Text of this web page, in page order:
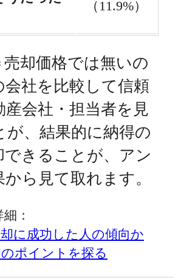
（11.9%）
売却価格では無いの
会社を比較して信頼
産会社・担当者を見
が、結果的に納得の
できることが、アン
ら見て取れます。
：
に成功した人の傾向か
ポイントを探る